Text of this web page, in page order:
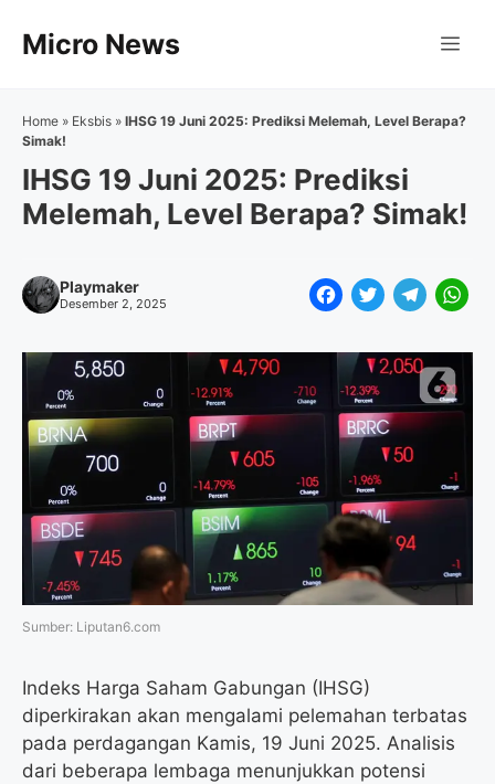
Micro News
Home » Eksbis » IHSG 19 Juni 2025: Prediksi Melemah, Level Berapa?
Simak!
IHSG 19 Juni 2025: Prediksi
Melemah, Level Berapa? Simak!
Playmaker
Desember 2, 2025
F
e
o
T
i
t
t
e
r
T
l
g
r
a
m
W
a
t
p
Sumber: Liputan6.com
Indeks Harga Saham Gabungan (IHSG)
diperkirakan akan mengalami pelemahan terbatas
pada perdagangan Kamis, 19 Juni 2025. Analisis
dari beberapa lembaga menunjukkan potensi